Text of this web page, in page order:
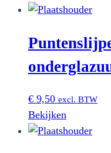
€ 9,50 excl. BTW
Bekijken